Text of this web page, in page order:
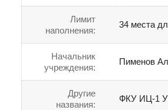
Лимит
наполнения:
34 места
Начальник
учреждения:
Пименов
Другие
названия:
ФКУ ИЦ-1